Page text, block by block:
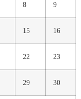
8 9
15 16
22 23
29 30